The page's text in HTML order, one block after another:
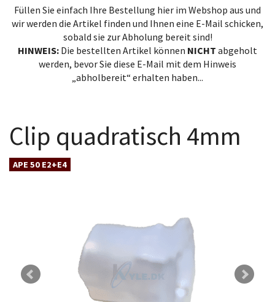
Füllen Sie einfach Ihre Bestellung hier im Webshop aus und
wir werden die Artikel finden und Ihnen eine E-Mail schicken,
sobald sie zur Abholung bereit sind!
HINWEIS: Die bestellten Artikel können NICHT abgeholt
werden, bevor Sie diese E-Mail mit dem Hinweis
„abholbereit“ erhalten haben...
Clip quadratisch 4mm
APE 50 E2+E4